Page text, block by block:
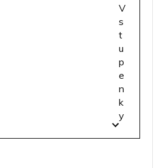
V
s
t
u
p
e
n
k
y